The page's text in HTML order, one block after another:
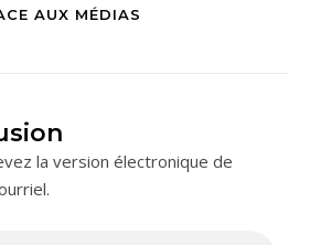
AUX MÉDIAS
la version électronique de